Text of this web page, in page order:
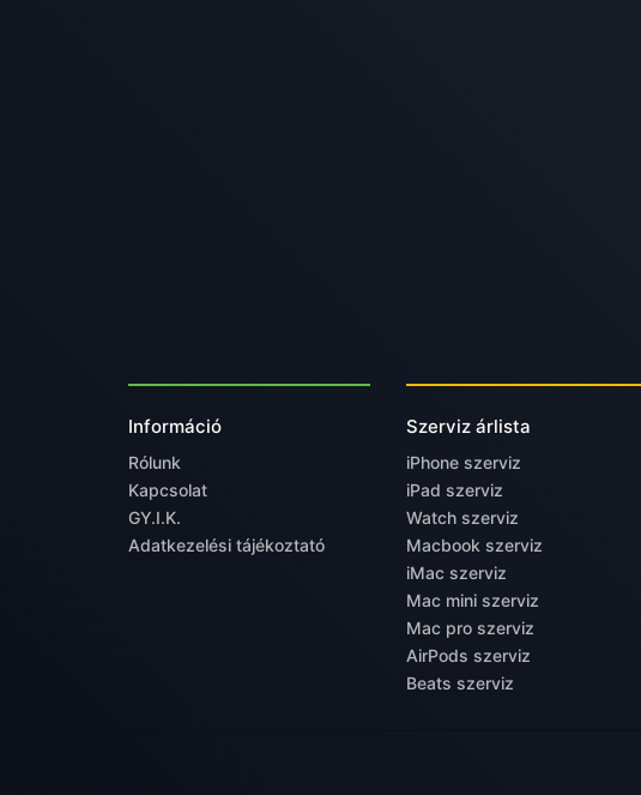
Információ
Rólunk
Kapcsolat
GY.I.K.
Adatkezelési tájékoztató
Szerviz árlista
iPhone szerviz
iPad szerviz
Watch szerviz
Macbook szerviz
iMac szerviz
Mac mini szerviz
Mac pro szerviz
AirPods szerviz
Beats szerviz